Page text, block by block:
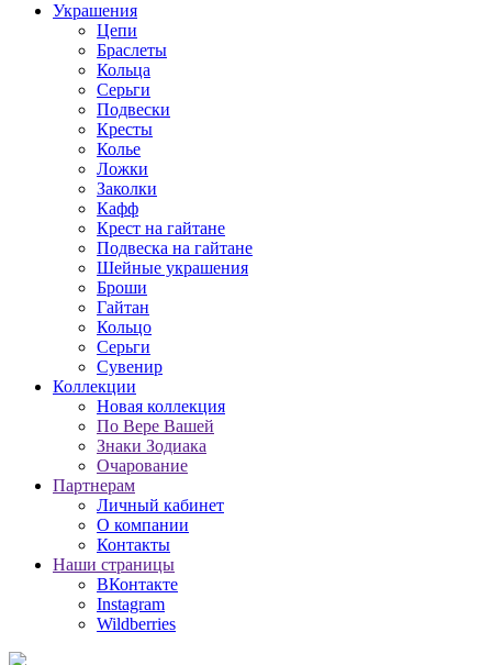
Украшения
Цепи
Браслеты
Кольца
Серьги
Подвески
Кресты
Колье
Ложки
Заколки
Кафф
Крест на гайтане
Подвеска на гайтане
Шейные украшения
Броши
Гайтан
Кольцо
Серьги
Сувенир
Коллекции
Новая коллекция
По Вере Вашей
Знаки Зодиака
Очарование
Партнерам
Личный кабинет
О компании
Контакты
Наши страницы
ВКонтакте
Instagram
Wildberries